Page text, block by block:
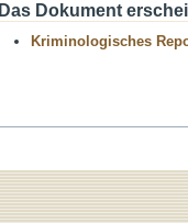
Das Dokument
Kriminologisches